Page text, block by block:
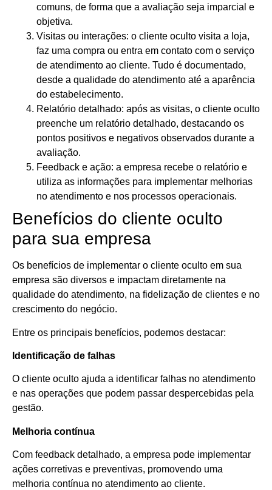
comuns, de forma que a avaliação seja imparcial e
objetiva.
Visitas ou interações: o cliente oculto visita a loja,
faz uma compra ou entra em contato com o serviço
de atendimento ao cliente. Tudo é documentado,
desde a qualidade do atendimento até a aparência
do estabelecimento.
Relatório detalhado: após as visitas, o cliente oculto
preenche um relatório detalhado, destacando os
pontos positivos e negativos observados durante a
avaliação.
Feedback e ação: a empresa recebe o relatório e
utiliza as informações para implementar melhorias
no atendimento e nos processos operacionais.
Benefícios do cliente oculto
para sua empresa
Os benefícios de implementar o cliente oculto em sua
empresa são diversos e impactam diretamente na
qualidade do atendimento, na fidelização de clientes e no
crescimento do negócio.
Entre os principais benefícios, podemos destacar:
Identificação de falhas
O cliente oculto ajuda a identificar falhas no atendimento
e nas operações que podem passar despercebidas pela
gestão.
Melhoria contínua
Com feedback detalhado, a empresa pode implementar
ações corretivas e preventivas, promovendo uma
melhoria contínua no atendimento ao cliente.